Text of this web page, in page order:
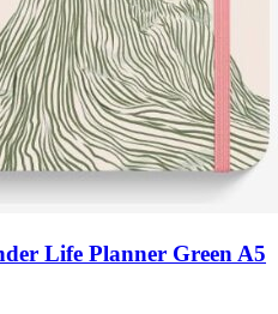
Life Planner Green A5